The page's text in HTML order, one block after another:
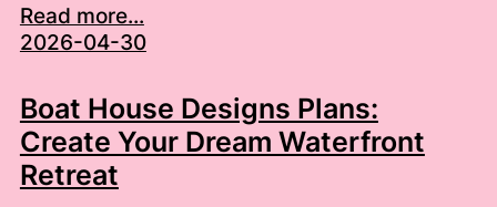
Read more...
2026-04-30
Boat House Designs Plans:
Create Your Dream Waterfront
Retreat